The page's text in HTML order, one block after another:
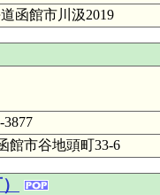
函館市川汲2019
3877
館市谷地頭町33-6